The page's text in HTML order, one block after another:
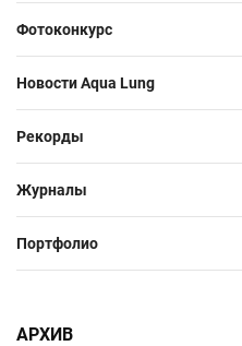
Фотоконкурс
Новости Aqua Lung
Рекорды
Журналы
Портфолио
АРХИВ